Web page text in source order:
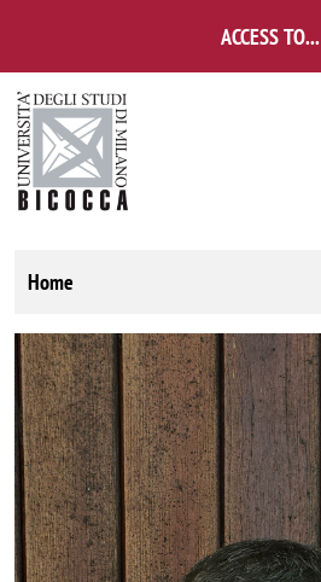
ACCESS TO...
Home
Image